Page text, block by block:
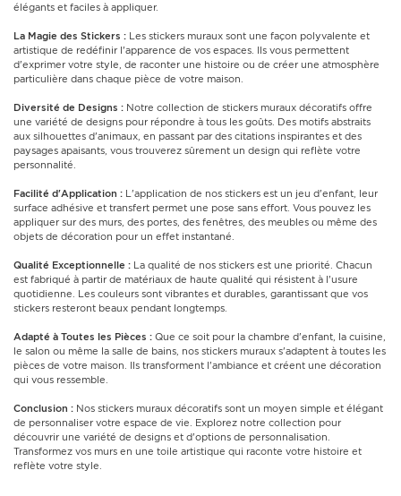
élégants et faciles à appliquer.
La Magie des Stickers : Les stickers muraux sont une façon polyvalente et
artistique de redéfinir l'apparence de vos espaces. Ils vous permettent
d'exprimer votre style, de raconter une histoire ou de créer une atmosphère
particulière dans chaque pièce de votre maison.
Diversité de Designs : Notre collection de stickers muraux décoratifs offre
une variété de designs pour répondre à tous les goûts. Des motifs abstraits
aux silhouettes d'animaux, en passant par des citations inspirantes et des
paysages apaisants, vous trouverez sûrement un design qui reflète votre
personnalité.
Facilité d'Application : L'application de nos stickers est un jeu d'enfant, leur
surface adhésive et transfert permet une pose sans effort. Vous pouvez les
appliquer sur des murs, des portes, des fenêtres, des meubles ou même des
objets de décoration pour un effet instantané.
Qualité Exceptionnelle : La qualité de nos stickers est une priorité. Chacun
est fabriqué à partir de matériaux de haute qualité qui résistent à l'usure
quotidienne. Les couleurs sont vibrantes et durables, garantissant que vos
stickers resteront beaux pendant longtemps.
Adapté à Toutes les Pièces : Que ce soit pour la chambre d'enfant, la cuisine,
le salon ou même la salle de bains, nos stickers muraux s'adaptent à toutes les
pièces de votre maison. Ils transforment l'ambiance et créent une décoration
qui vous ressemble.
Conclusion : Nos stickers muraux décoratifs sont un moyen simple et élégant
de personnaliser votre espace de vie. Explorez notre collection pour
découvrir une variété de designs et d'options de personnalisation.
Transformez vos murs en une toile artistique qui raconte votre histoire et
reflète votre style.